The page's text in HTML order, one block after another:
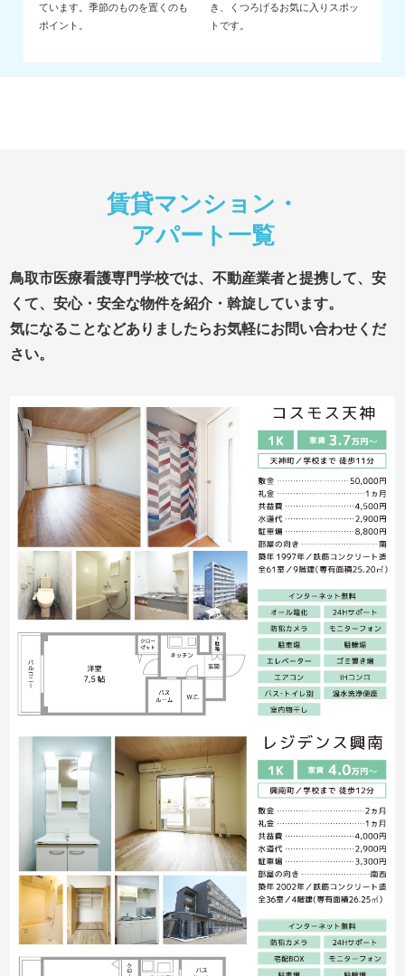
ています。季節のものを置くのも
ポイント。
き、くつろげるお気に入りスポッ
トです。
賃貸マンション・
アパート一覧
鳥取市医療看護専門学校では、不動産業者と提携して、安
くて、安心・安全な物件を紹介・斡旋しています。
気になることなどありましたらお気軽にお問い合わせくだ
さい。